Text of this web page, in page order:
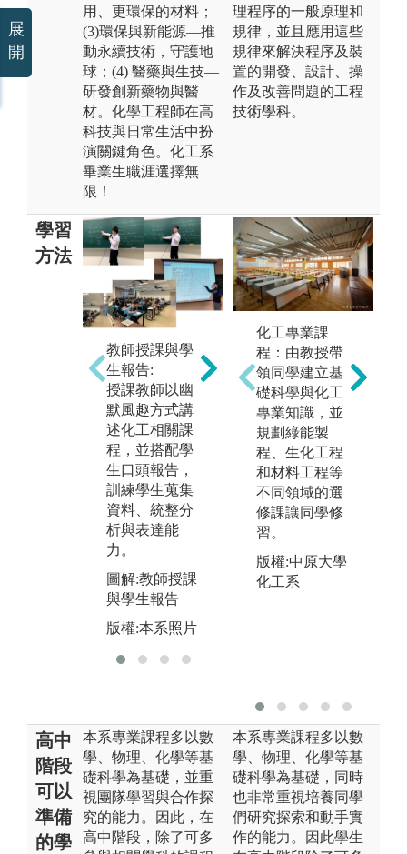
用、更環保的材料；
(3)環保與新能源—推
動永續技術，守護地
球；(4) 醫藥與生技—
研發創新藥物與醫
材。化學工程師在高
科技與日常生活中扮
演關鍵角色。化工系
畢業生職涯選擇無
限！
理程序的一般原理和
規律，並且應用這些
規律來解決程序及裝
置的開發、設計、操
作及改善問題的工程
技術學科。
學習
方法
教師授課與學
生報告:
授課教師以幽
默風趣方式講
述化工相關課
程，並搭配學
生口頭報告，
訓練學生蒐集
資料、統整分
析與表達能
力。
圖解:教師授課
與學生報告
版權:本系照片
實驗實作實習:
透過實驗課學
習實作技能，
驗證課程相關
主題之學理以
及學習如何解
決實際的工程
問題。
圖解:實驗實作
實習
版權:本系照片
化工專業課
程：由教授帶
領同學建立基
礎科學與化工
專業知識，並
規劃綠能製
程、生化工程
和材料工程等
不同領域的選
修課讓同學修
習。
版權:中原大學
化工系
高中
階段
可以
準備
的學
本系專業課程多以數
學、物理、化學等基
礎科學為基礎，並重
視團隊學習與合作探
究的能力。因此，在
高中階段，除了可多
本系專業課程多以數
學、物理、化學等基
礎科學為基礎，同時
也非常重視培養同學
們研究探索和動手實
作的能力。因此學生
展
開